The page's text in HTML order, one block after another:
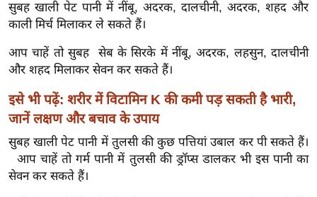
टो
र्ल्ड
न्यू
ज
ब्री
म
नो
सुबह खाली पेट पानी में नींबू, अदरक, दालचीनी, अदरक, शहद और
काली मिर्च मिलाकर ले सकते हैं।
आप चाहें तो सुबह सेब के सिरके में नींबू, अदरक, लहसुन, दालचीनी
और शहद मिलाकर सेवन कर सकते हैं।
इसे भी पढ़ें: शरीर में विटामिन K की कमी पड़ सकती है भारी,
जानें लक्षण और बचाव के उपाय
सुबह खाली पेट पानी में तुलसी की कुछ पत्तियां उबाल कर पी सकते हैं।
आप चाहें तो गर्म पानी में तुलसी की ड्रॉप्स डालकर भी इस पानी का
सेवन कर सकते हैं।